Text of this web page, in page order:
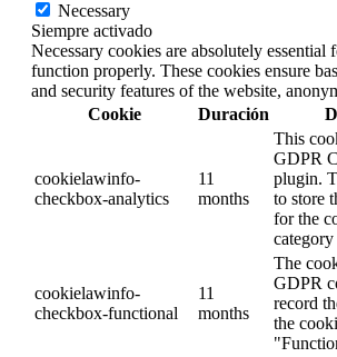
Necessary
Siempre activado
Necessary cookies are absolutely essential
function properly. These cookies ensure
and security features of the website,
Cookie
Duración
cookielawinfo-
checkbox-analytics
11
months
This
GDPR
plugin.
to store
for the
cookielawinfo-
checkbox-functional
11
months
The
GDPR
record
the